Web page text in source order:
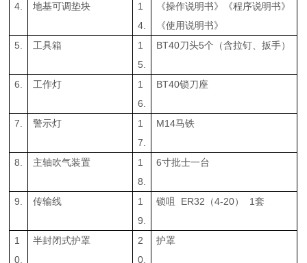
4. 地基可调垫块
1
4.
《操作说明书》《程序说明书》
《使用说明书》
5.
工具箱
1
5.
BT40刀头5个（含拉钉、扳手）
6. 工作灯
1
6.
BT40锁刀座
7. 警示灯
1
7.
M14马铁
8. 主轴吹气装置
1
8.
6寸批士一台
9. 传输线
1
9.
锁咀 ER32（4-20） 1套
1
0.
半封闭式护罩
2
0.
护罩